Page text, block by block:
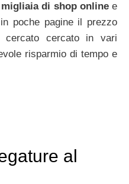
di shop onlinee
poche pagine il prezzo
cercato cercato in vari
risparmio di tempo e
al